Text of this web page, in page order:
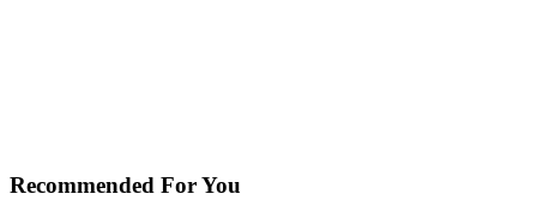
Recommended For You